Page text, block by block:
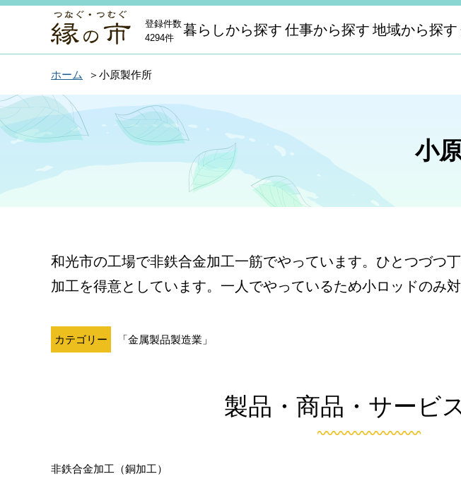
登録件数
4294件
暮らしから探す 仕事から探す 地域から探す
ホーム 小原製作所
小
和光市の工場で非鉄合金加工一筋でやっています。ひとつづつ
加工を得意としています。一人でやっているため小ロッドのみ対
カテゴリー 「金属製品製造業」
製品・商品・サービ
非鉄合金加工（銅加工）